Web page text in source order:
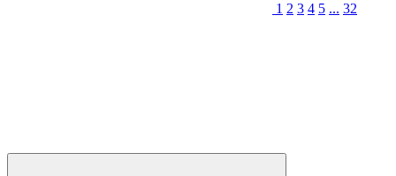
1 2 3 4 5 ... 32